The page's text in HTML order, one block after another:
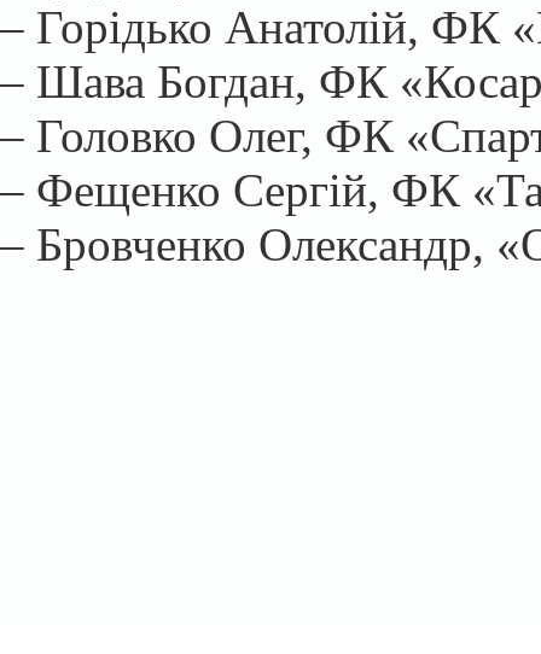
– Горідько Анатолій, ФК
– Шава Богдан, ФК
– Головко Олег, ФК
– Фещенко Сергій, ФК
– Бровченко Олександр,